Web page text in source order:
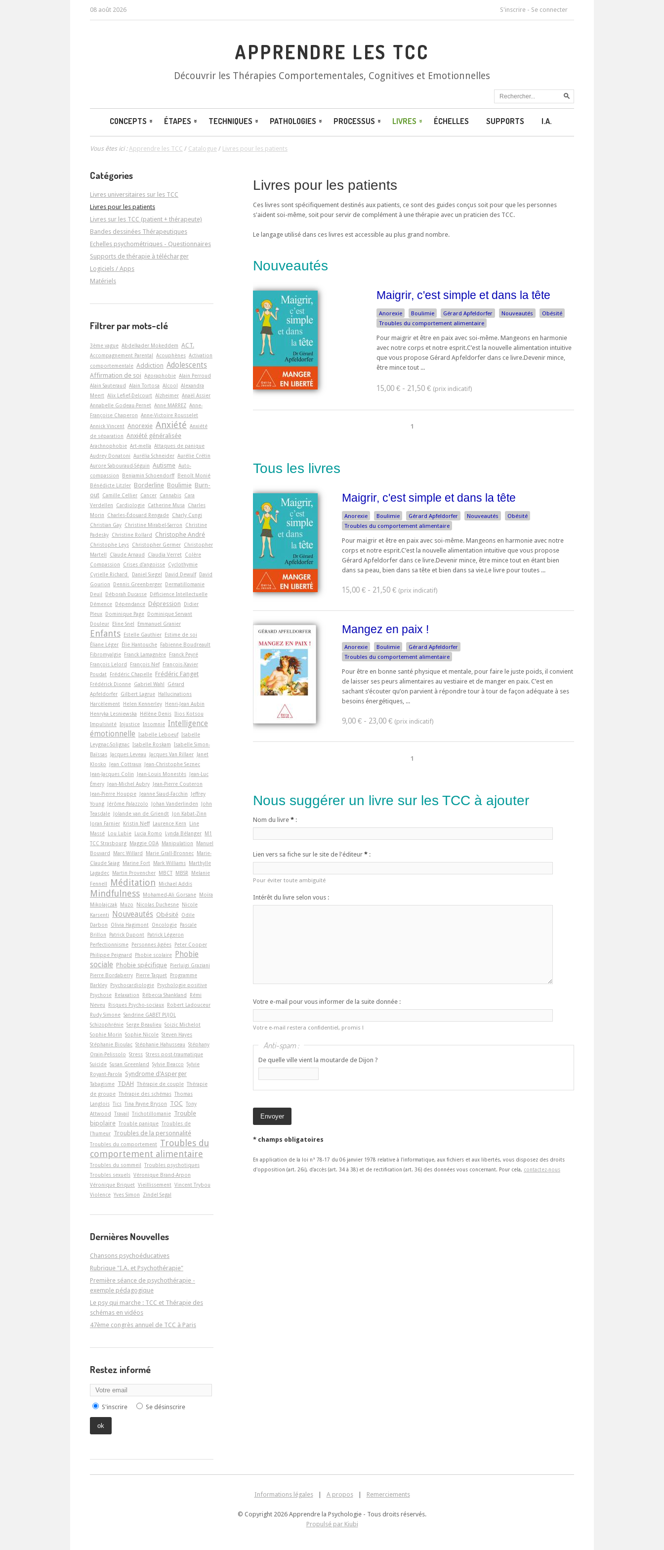
08 août 2026 S'inscrire - Se connecter
APPRENDRE LES TCC
Découvrir les Thérapies Comportementales, Cognitives et Emotionnelles
CONCEPTS ÉTAPES TECHNIQUES PATHOLOGIES PROCESSUS LIVRES ÉCHELLES SUPPORTS I.A.
Vous êtes ici :Apprendre les TCC / Catalogue / Livres pour les patients
Livres pour les patients
Ces livres sont spécifiquement destinés aux patients, ce sont des guides conçus soit pour que les personnes
s'aident soi-même, soit pour servir de complément à une thérapie avec un praticien des TCC.
Le langage utilisé dans ces livres est accessible au plus grand nombre.
Nouveautés
Maigrir, c'est simple et dans la tête
Anorexie Boulimie Gérard Apfeldorfer Nouveautés
Obésité
Troubles du comportement alimentaire
Pour maigrir et être en paix avec soi-même. Mangeons en harmonie
avec notre corps et notre esprit.C’est la nouvelle alimentation intuitive
que vous propose Gérard Apfeldorfer dans ce livre.Devenir mince,
être mince tout ...
15,00 € - 21,50 €
1
Tous les livres
Maigrir, c'est simple et dans la tête
Anorexie Boulimie Gérard Apfeldorfer Nouveautés
Obésité
Troubles du comportement alimentaire
Pour maigrir et être en paix avec soi-même. Mangeons en harmonie avec notre
corps et notre esprit.C’est la nouvelle alimentation intuitive que vous propose
Gérard Apfeldorfer dans ce livre.Devenir mince, être mince tout en étant bien
dans sa peau, bien dans sa tête et bien dans sa vie.Le livre pour toutes ...
15,00 € - 21,50 €
Mangez en paix !
Anorexie Boulimie
Gérard Apfeldorfer
Troubles du comportement alimentaire
Pour être en bonne santé physique et mentale, pour faire le juste poids, il convient
de laisser ses peurs alimentaires au vestiaire et de manger en paix. C’est en
sachant s’écouter qu’on parvient à répondre tour à tour de façon adéquate à ses
besoins énergétiques, ...
9,00 € - 23,00 €
1
Nous suggérer un livre sur les TCC à ajouter
Nom du livre * :
Lien vers sa fiche sur le site de l'éditeur * :
Pour éviter toute ambiguïté
Intérêt du livre selon vous :
Votre e-mail pour vous informer de la suite donnée :
Votre e-mail restera confidentiel, promis !
Anti-spam :
De quelle ville vient la moutarde de Dijon ?
* champs obligatoires
En application de la loi n° 78-17 du 06 janvier 1978 relative à l'informatique, aux fichiers et aux libertés, vous disposez des droits
d'opposition (art. 26i), d'accès (art. 34 à 38) et de rectification (art. 36) des données vous concernant. Pour cela, contactez-nous
Catégories
Livres universitaires sur les TCC
Livres pour les patients
Livres sur les TCC (patient + thérapeute)
Bandes dessinées Thérapeutiques
Echelles psychométriques - Questionnaires
Supports de thérapie à télécharger
Logiciels / Apps
Matériels
Filtrer par mots-clé
3ème vague Abdelkader Mokeddem ACT.
Accompagnement Parental Acouphènes Activation
comportementale Addiction Adolescents
Affirmation de soi Agoraphobie Alain Perroud
Alain Sauteraud Alain Tortosa Alcool Alexandra
Meert Alix Lefief-Delcourt Alzheimer Anaël Assier
Annabelle Godeau-Pernet Anne MARREZ Anne-
Françoise Chaperon Anne-Victoire Rousselet
Annick Vincent Anorexie Anxiété Anxiété
de séparation Anxiété généralisée
Arachnophobie Art-­mella Attaques de panique
Audrey Donatoni Aurélia Schneider Aurélie Crétin
Aurore Sabouraud-Séguin Autisme Auto-
compassion
Benjamin Schoendorff Benoît Monié
Bénédicte Litzler Borderline Boulimie Burn-
out Camille Cellier Cancer Cannabis Cara
Verdellen
Cardiologie Catherine Musa
Charles
Morin
Charles-Édouard Rengade Charly Cungi
Christian Gay Christine Mirabel-Sarron
Christine
Padesky Christine Rollard Christophe André
Christophe Leys Christopher Germer Christopher
Martell
Claude Arnaud Claudia Verret Colère
Compassion
Crises d'angoisse Cyclothymie
Cyrielle Richard
Daniel Siegel David Dewulf David
Gourion
Dennis Greenberger Dermatillomanie
Deuil
Déborah Ducasse Déficience Intellectuelle
Démence Dépendance Dépression
Didier
Pleux Dominique Page Dominique Servant
Douleur Eline Snel Emmanuel Granier
Enfants Estelle Gauthier Estime de soi
Éliane Léger Élie Hantouche Fabienne Boudreault
Fibromyalgie Franck Lamagnère Franck Peyré
François Lelord
François Nef François-Xavier
Poudat Frédéric Chapelle Frédéric Fanget
Frédérick Dionne Gabriel Wahl
Gérard
Apfeldorfer Gilbert Lagrue Hallucinations
Harcèlement Helen Kennerley Henri-Jean Aubin
Henryka Lesniewska
Hélène Denis Ilios Kotsou
Impulsivité Injustice Insomnie Intelligence
émotionnelle Isabelle Leboeuf Isabelle
Leygnac-Solignac Isabelle Roskam Isabelle Simon-
Baïssas Jacques Leveau Jacques Van Rillaer Janet
Klosko
Jean Cottraux Jean-Christophe Seznec
Jean-Jacques Colin
Jean-Louis Monestès Jean-Luc
Émery Jean-Michel Aubry Jean-Pierre Couteron
Jean-Pierre Houppe Jeanne Siaud-Facchin
Jeffrey
Young Jérôme Palazzolo Johan Vanderlinden
John
Teasdale Jolande van de Griendt Jon Kabat-Zinn
Joran Farnier Kristin Neff Laurence Kern
Line
Massé Lou Lubie Lucia Romo Lynda Bélanger M1
TCC Strasbourg Maggie ODA Manipulation
Manuel
Bouvard
Marc Willard Marie Grall-Bronnec Marie-
Claude Saiag Marine Fort Mark Williams Marthylle
Lagadec Martin Provencher MBCT MBSR
Melanie
Fennell
Méditation Michael Addis
Mindfulness Mohamed-Ali Gorsane Moïra
Mikolajczak Muzo Nicolas Duchesne Nicole
Karsenti
Nouveautés Obésité Odile
Darbon
Olivia Hagimont Oncologie Pascale
Brillon
Patrick Dupont Patrick Légeron
Perfectionnisme Personnes âgées Peter Cooper
Philippe Peignard
Phobie scolaire
Phobie
sociale Phobie spécifique Pierluigi Graziani
Pierre Bordaberry Pierre Taquet Programme
Barkley Psychocardiologie Psychologie positive
Psychose Relaxation Rébecca Shankland
Rémi
Neveu
Risques Psycho-sociaux Robert Ladouceur
Rudy Simone Sandrine GABET PUJOL
Schizophrénie Serge Beaulieu Soizic Michelot
Sophie Morin Sophie Nicole Steven Hayes
Stéphanie Bioulac Stéphanie Hahusseau Stéphany
Orain-Pelissolo Stress Stress post-traumatique
Suicide Susan Greenland Sylvie Beacco Sylvie
Royant-Parola
Syndrome d'Asperger
Tabagisme TDAH Thérapie de couple Thérapie
de groupe Thérapie des schémas Thomas
Langlois Tics Tina Payne Bryson TOC Tony
Attwood Travail Trichotillomanie Trouble
bipolaire Trouble panique Troubles de
l'humeur Troubles de la personnalité
Troubles du comportement Troubles du
comportement alimentaire
Troubles du sommeil Troubles psychotiques
Troubles sexuels Véronique Brand-Arpon
Véronique Briquet Vieillissement Vincent Trybou
Violence Yves Simon Zindel Segal
Dernières Nouvelles
Chansons psychoéducatives
Rubrique "I.A. et Psychothérapie"
Première séance de psychothérapie -
exemple pédagogique
Le psy qui marche : TCC et Thérapie des
schémas en vidéos
47ème congrès annuel de TCC à Paris
Restez informé
S'inscrire Se désinscrire
Informations légales A propos Remerciements
© Copyright 2026 Apprendre la Psychologie - Tous droits réservés.
Propulsé par Kiubi